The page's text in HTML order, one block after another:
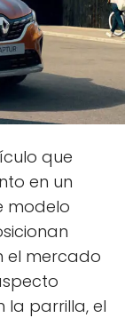
que
en un
modelo
el mercado
la parrilla, el